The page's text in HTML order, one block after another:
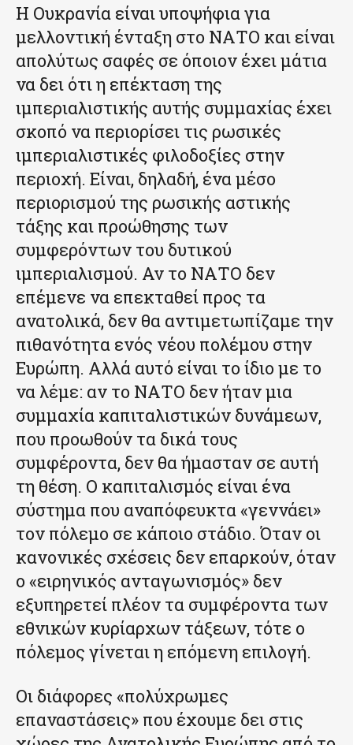
Η Ουκρανία είναι υποψήφια για
μελλοντική ένταξη στο ΝΑΤΟ και είναι
απολύτως σαφές σε όποιον έχει μάτια
να δει ότι η επέκταση της
ιμπεριαλιστικής αυτής συμμαχίας έχει
σκοπό να περιορίσει τις ρωσικές
ιμπεριαλιστικές φιλοδοξίες στην
περιοχή. Είναι, δηλαδή, ένα μέσο
περιορισμού της ρωσικής αστικής
τάξης και προώθησης των
συμφερόντων του δυτικού
ιμπεριαλισμού. Αν το ΝΑΤΟ δεν
επέμενε να επεκταθεί προς τα
ανατολικά, δεν θα αντιμετωπίζαμε την
πιθανότητα ενός νέου πολέμου στην
Ευρώπη. Αλλά αυτό είναι το ίδιο με το
να λέμε: αν το ΝΑΤΟ δεν ήταν μια
συμμαχία καπιταλιστικών δυνάμεων,
που προωθούν τα δικά τους
συμφέροντα, δεν θα ήμασταν σε αυτή
τη θέση. Ο καπιταλισμός είναι ένα
σύστημα που αναπόφευκτα «γεννάει»
τον πόλεμο σε κάποιο στάδιο. Όταν οι
κανονικές σχέσεις δεν επαρκούν, όταν
ο «ειρηνικός ανταγωνισμός» δεν
εξυπηρετεί πλέον τα συμφέροντα των
εθνικών κυρίαρχων τάξεων, τότε ο
πόλεμος γίνεται η επόμενη επιλογή.
Οι διάφορες «πολύχρωμες
επαναστάσεις» που έχουμε δει στις